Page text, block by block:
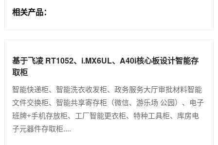
相关产品：
基于飞凌 RT1052、i.MX6UL、A40i核心板设计智能存
取柜
智能快递柜、智能洗衣收发柜、政务服务大厅审批材料智能
文件交换柜、智能共享寄存柜（微信、游乐场 公园）、电子
班牌+手机存放柜、工厂智能更衣柜、特种工具柜、库房电
子元器件存取柜....